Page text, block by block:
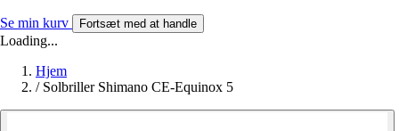
Se min kurv Fortsæt med at handle
Loading...
Hjem
/ Solbriller Shimano CE-Equinox 5